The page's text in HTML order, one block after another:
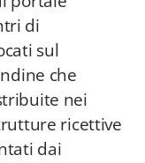
di
sul
che
nei
ricettive
dai